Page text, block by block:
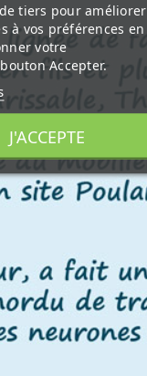
tiers pour améliorer
à vos préférences en
votre
Accepter.
J'ACCEPTE